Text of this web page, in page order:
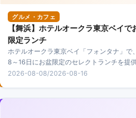
グルメ・カフェ
【舞浜】ホテルオークラ東京ベイで
限定ランチ
ホテルオークラ東京ベイ「フォンタナ」で
8～16日にお盆限定のセレクトランチを提
金は5,400円からで、ローストビーフなどの
2026-08-08/2026-08-16